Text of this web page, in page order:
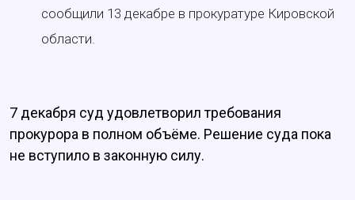
сообщили 13 декабре в прокуратуре Кировской
области.
7 декабря суд удовлетворил требования
прокурора в полном объёме. Решение суда пока
не вступило в законную силу.